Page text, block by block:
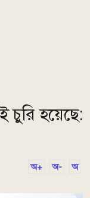
চুরি হয়েছে:
অ+ অ- অ